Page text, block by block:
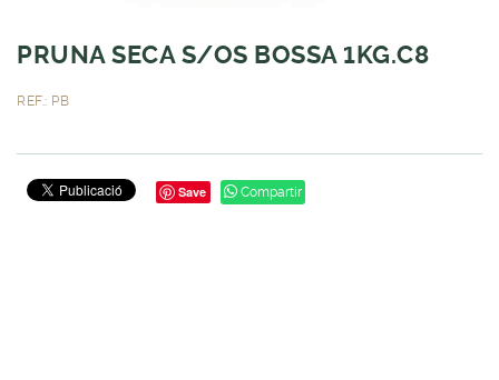
PRUNA SECA S/OS BOSSA 1KG.C8
REF.: PB
Save Compartir